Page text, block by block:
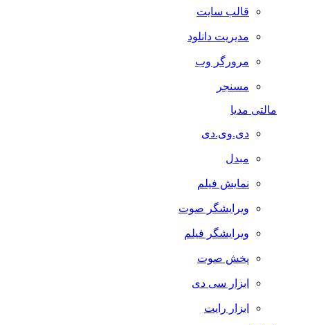
قالب سایت
مدیریت دانلود
مرورگر وب
مسنجر
مالتی مدیا
دی.وی.دی
مبدل
نمایش فیلم
ویرایشگر صوت
ویرایشگر فیلم
پخش صوت
ابزار سی دی
ابزار رایت